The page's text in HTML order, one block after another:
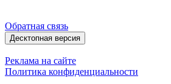
Обратная связь
Десктопная версия
Реклама на сайте
Политика конфиденциальности